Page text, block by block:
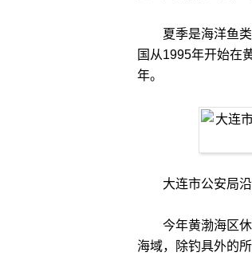
夏季是海洋鱼类
国从1995年开始在
年。
大连市公安局沿
今年黄渤海区休
海域，除钓具外的